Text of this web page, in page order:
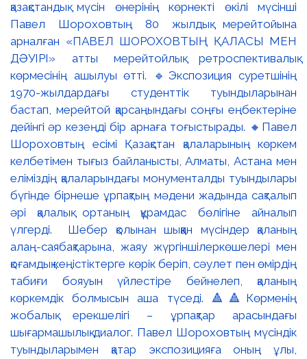
қазақстандық мүсін өнерінің көрнекті өкілі мүсінші
Павел Шороховтың 80 жылдық мерейтойына
арналған «ПАВЕЛ ШОРОХОВТЫҢ ҚАЛАСЫ МЕН
ДӘУІРІ» атты мерейтойлық ретроспективалық
көрмесінің ашылуы өтті. 🔹Экспозиция суретшінің
1970-жылдардағы студенттік туындыларынан
бастап, мерейтой қарсаңындағы соңғы еңбектеріне
дейінгі әр кезеңді бір арнаға тоғыстырады. 🔸Павел
Шороховтың есімі Қазақстан қалаларының көркем
келбетімен тығыз байланысты, Алматы, Астана мен
еліміздің қалаларындағы монументалды туындылары
бүгінде бірнеше ұрпақтың мәдени жадында сақталып
әрі қалалық ортаның құрамдас бөлігіне айналып
үлгерді. Шебер қолынан шыққан мүсіндер қаланың
алаң-саябақтарына, жаяу жүргіншілеркөшелері мен
қоғамдық кеңістіктерге көрік беріп, сәулет пен өмірдің
табиғи бояуын үйлестіре бейнелеп, қаланың
көркемдік болмысын аша түседі. 🔺🔺Көрменің
жобалық ерекшелігі – ұрпақтар арасындағы
шығармашылық диалог. Павел Шороховтың мүсіндік
туындыларымен қатар экспозицияға оның ұлы,